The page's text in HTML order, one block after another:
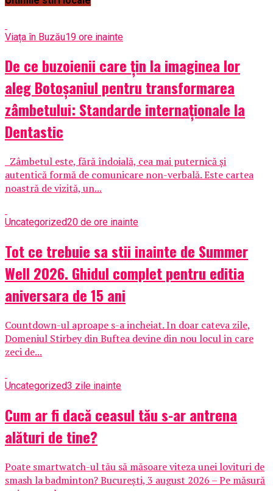
Viața în Buzău19 ore inainte
De ce buzoienii care țin la imaginea lor
aleg Botoșaniul pentru transformarea
zâmbetului: Standarde internaționale la
Dentastic
Zâmbetul este, fără îndoială, cea mai puternică și
autentică formă de comunicare non-verbală. Este cartea
noastră de vizită, un...
Uncategorized20 de ore inainte
Tot ce trebuie sa stii inainte de Summer
Well 2026. Ghidul complet pentru editia
aniversara de 15 ani
Countdown-ul aproape s-a incheiat. In doar cateva zile,
Domeniul Stirbey din Buftea devine din nou locul in care
zeci de...
Uncategorized3 zile inainte
Cum ar fi dacă ceasul tău s-ar antrena
alături de tine?
Poate smartwatch-ul tău să măsoare viteza unei lovituri de
smash la badminton? București, 3 august 2026 – Pe măsură